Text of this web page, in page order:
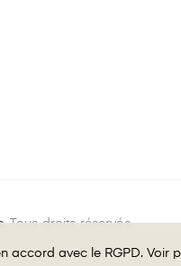
accord avec le RGPD. Voir
. Tous droits réservés.
accord avec le RGPD. Voir